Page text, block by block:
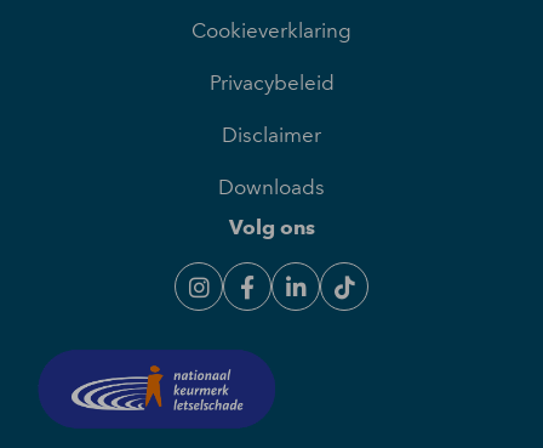
Cookieverklaring
Privacybeleid
Disclaimer
Downloads
Volg ons